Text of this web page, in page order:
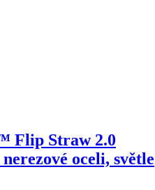
Flip Straw 2.0
oceli, světle